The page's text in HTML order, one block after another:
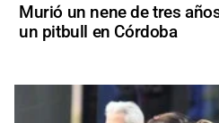
Murió un nene de tres
un pitbull en Córdoba